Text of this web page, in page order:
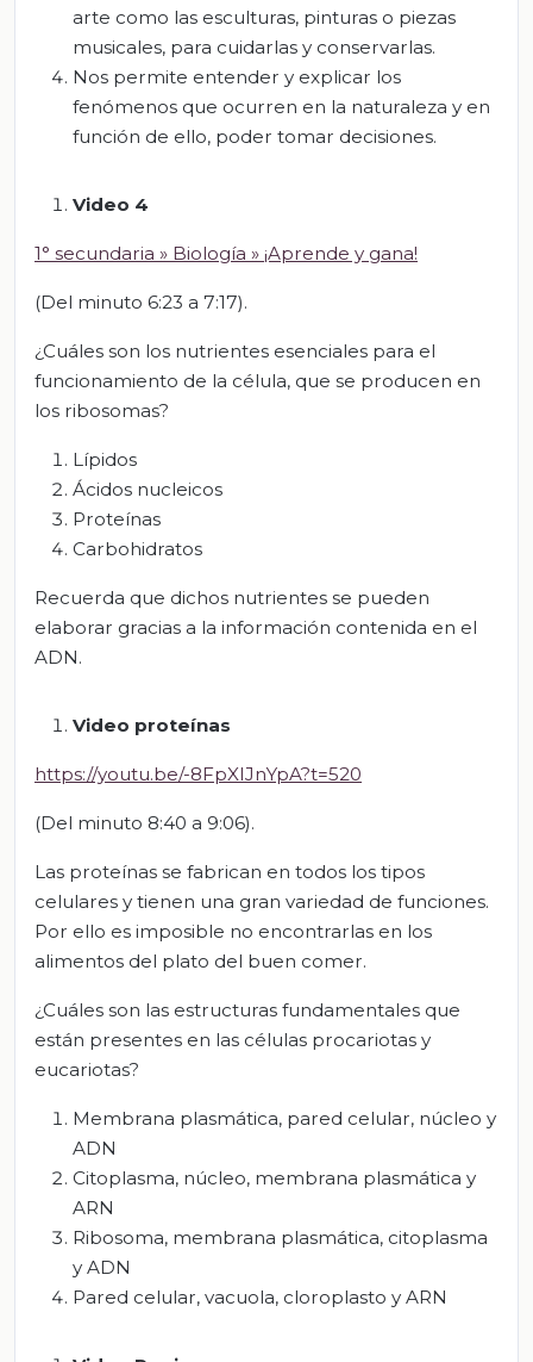
arte como las esculturas, pinturas o piezas
musicales, para cuidarlas y conservarlas.
Nos permite entender y explicar los
fenómenos que ocurren en la naturaleza y en
función de ello, poder tomar decisiones.
Video 4
1° secundaria » Biología » ¡Aprende y gana!
(Del minuto 6:23 a 7:17).
¿Cuáles son los nutrientes esenciales para el
funcionamiento de la célula, que se producen en
los ribosomas?
Lípidos
Ácidos nucleicos
Proteínas
Carbohidratos
Recuerda que dichos nutrientes se pueden
elaborar gracias a la información contenida en el
ADN.
Video proteínas
https://youtu.be/-8FpXIJnYpA?t=520
(Del minuto 8:40 a 9:06).
Las proteínas se fabrican en todos los tipos
celulares y tienen una gran variedad de funciones.
Por ello es imposible no encontrarlas en los
alimentos del plato del buen comer.
¿Cuáles son las estructuras fundamentales que
están presentes en las células procariotas y
eucariotas?
Membrana plasmática, pared celular, núcleo y
ADN
Citoplasma, núcleo, membrana plasmática y
ARN
Ribosoma, membrana plasmática, citoplasma
y ADN
Pared celular, vacuola, cloroplasto y ARN